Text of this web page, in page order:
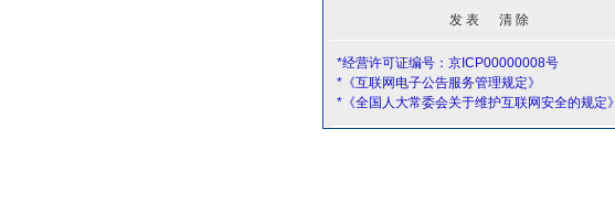
*经营许可证编号：京ICP00000008号
*《互联网电子公告服务管理规定》
*《全国人大常委会关于维护互联网安全的规定》